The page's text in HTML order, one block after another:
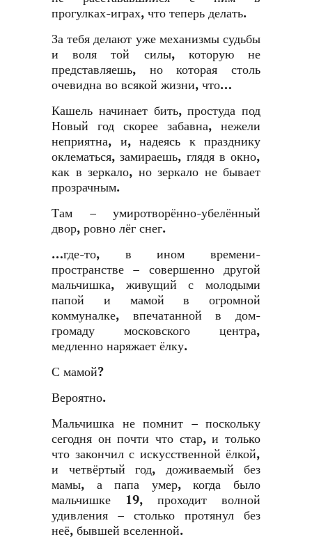
прогулках-играх, что теперь делать.
За тебя делают уже механизмы судьбы
и воля той силы, которую не
представляешь, но которая столь
очевидна во всякой жизни, что…
Кашель начинает бить, простуда под
Новый год скорее забавна, нежели
неприятна, и, надеясь к празднику
оклематься, замираешь, глядя в окно,
как в зеркало, но зеркало не бывает
прозрачным.
Там – умиротворённо-убелённый
двор, ровно лёг снег.
…где-то, в ином времени-
пространстве – совершенно другой
мальчишка, живущий с молодыми
папой и мамой в огромной
коммуналке, впечатанной в дом-
громаду московского центра,
медленно наряжает ёлку.
С мамой?
Вероятно.
Мальчишка не помнит – поскольку
сегодня он почти что стар, и только
что закончил с искусственной ёлкой,
и четвёртый год, доживаемый без
мамы, а папа умер, когда было
мальчишке 19, проходит волной
удивления – столько протянул без
неё, бывшей вселенной.